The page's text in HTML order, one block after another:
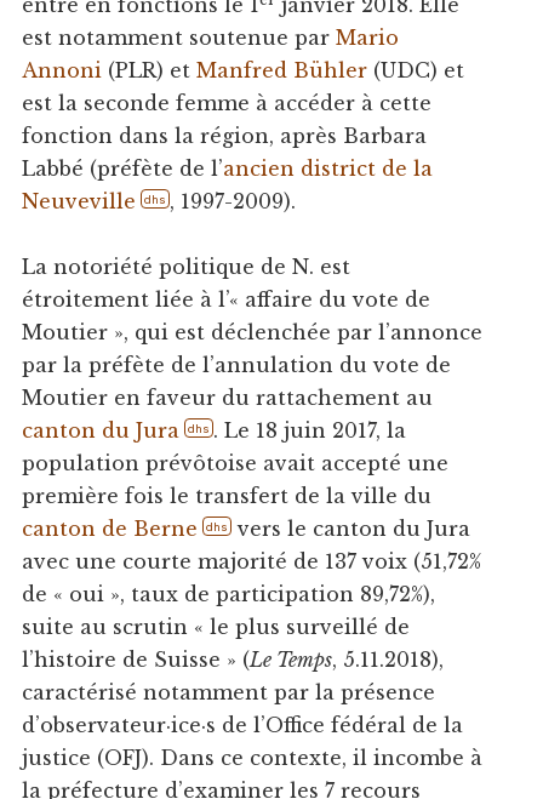
entre en fonctions le 1
janvier 2018. Elle
est notamment soutenue par Mario
Annoni(PLR) et Manfred Bühler(UDC) et
est la seconde femme à accéder à cette
fonction dans la région, après Barbara
Labbé (préfète de l’ancien district de la
Neuveville
dhs , 1997-2009).
La notoriété politique de N. est
étroitement liée à l’« affaire du vote de
Moutier », qui est déclenchée par l’annonce
par la préfète de l’annulation du vote de
Moutier en faveur du rattachement au
canton du Jura
dhs . Le 18 juin 2017, la
population prévôtoise avait accepté une
première fois le transfert de la ville du
canton de Berne
dhs vers le canton du Jura
avec une courte majorité de 137 voix (51,72%
de « oui », taux de participation 89,72%),
suite au scrutin « le plus surveillé de
l’histoire de Suisse » (Le Temps, 5.11.2018),
caractérisé notamment par la présence
d’observateur·ice·s de l’Office fédéral de la
justice (OFJ). Dans ce contexte, il incombe à
la préfecture d’examiner les 7 recours